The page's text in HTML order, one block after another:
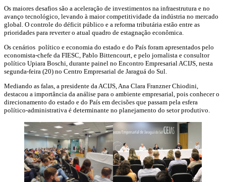
Os maiores desafios são a aceleração de investimentos na infraestrutura e no
avanço tecnológico, levando à maior competitividade da indústria no mercado
global. O controle do déficit público e a reforma tributária estão entre as
prioridades para reverter o atual quadro de estagnação econômica.
Os cenários político e economia do estado e do País foram apresentados pelo
economista-chefe da FIESC, Pablo Bittencourt, e pelo jornalista e consultor
político Upiara Boschi, durante painel no Encontro Empresarial ACIJS, nesta
segunda-feira (20) no Centro Empresarial de Jaraguá do Sul.
Mediando as falas, a presidente da ACIJS, Ana Clara Franzner Chiodini,
destacou a importância da análise para o ambiente empresarial, pois conhecer o
direcionamento do estado e do País em decisões que passam pela esfera
político-administrativa é determinante no planejamento do setor produtivo.